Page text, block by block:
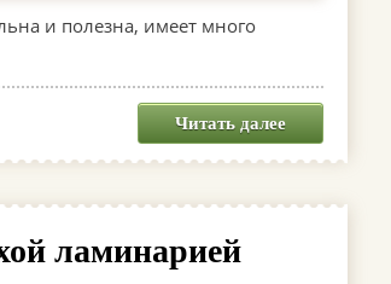
и полезна, имеет много
Читать далее
ламинарией